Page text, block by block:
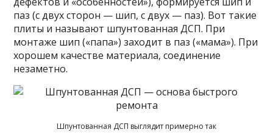
паз (с двух сторон — шип, с двух — паз). Вот такие
плиты и называют шпунтованная ДСП. При
монтаже шип («папа») заходит в паз («мама»). При
хорошем качестве материала, соединение
незаметно.
Шпунтованная ДСП выглядит примерно так